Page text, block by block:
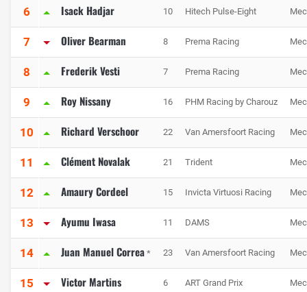
6 Isack Hadjar 10 Hitech Pulse-Eight
7 Oliver Bearman 8 Prema Racing
8 Frederik Vesti 7 Prema Racing
9 Roy Nissany 16 PHM Racing by Charouz
10 Richard Verschoor 22 Van Amersfoort Racing
11 Clément Novalak 21 Trident
12 Amaury Cordeel 15 Invicta Virtuosi Racing
13 Ayumu Iwasa 11 DAMS
14 Juan Manuel Correa * 23 Van Amersfoort Racing
15 Victor Martins 6 ART Grand Prix